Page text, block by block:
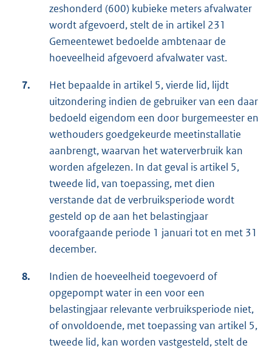
zeshonderd (600) kubieke meters afvalwater
wordt afgevoerd, stelt de in artikel 231
Gemeentewet bedoelde ambtenaar de
hoeveelheid afgevoerd afvalwater vast.
7.
Het bepaalde in artikel 5, vierde lid, lijdt
uitzondering indien de gebruiker van een daar
bedoeld eigendom een door burgemeester en
wethouders goedgekeurde meetinstallatie
aanbrengt, waarvan het waterverbruik kan
worden afgelezen. In dat geval is artikel 5,
tweede lid, van toepassing, met dien
verstande dat de verbruiksperiode wordt
gesteld op de aan het belastingjaar
voorafgaande periode 1 januari tot en met 31
december.
8.
Indien de hoeveelheid toegevoerd of
opgepompt water in een voor een
belastingjaar relevante verbruiksperiode niet,
of onvoldoende, met toepassing van artikel 5,
tweede lid, kan worden vastgesteld, stelt de